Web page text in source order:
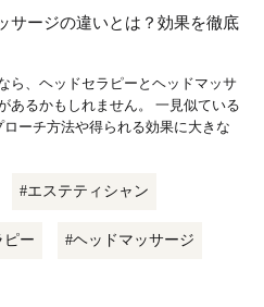
サージの違いとは？効果を徹底
ら、ヘッドセラピーとヘッドマッサ
あるかもしれません。 一見似ている
ーチ方法や得られる効果に大きな
#エステティシャン
ピー #ヘッドマッサージ